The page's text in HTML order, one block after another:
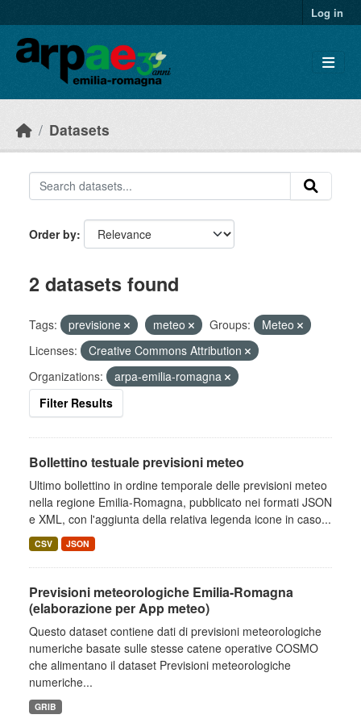
Log in
Datasets
Order by
2 datasets found
Tags: previsione meteo Groups:
Meteo
Licenses:
Creative Commons Attribution
Organizations:
arpa-emilia-romagna
Filter Results
Bollettino testuale previsioni meteo
Ultimo bollettino in ordine temporale delle previsioni meteo
nella regione Emilia-Romagna, pubblicato nei formati JSON
e XML, con l'aggiunta della relativa legenda icone in caso...
CSV JSON
Previsioni meteorologiche Emilia-Romagna
(elaborazione per App meteo)
Questo dataset contiene dati di previsioni meteorologiche
numeriche basate sulle stesse catene operative COSMO
che alimentano il dataset Previsioni meteorologiche
numeriche...
GRIB